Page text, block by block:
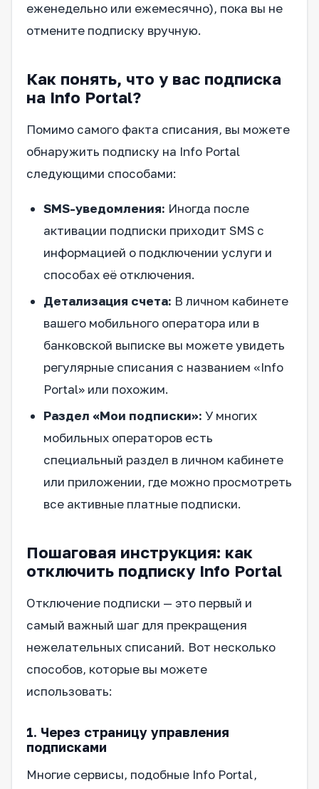
еженедельно или ежемесячно), пока вы не
отмените подписку вручную.
Как понять, что у вас подписка
на Info Portal?
Помимо самого факта списания, вы можете
обнаружить подписку на Info Portal
следующими способами:
SMS-уведомления: Иногда после
активации подписки приходит SMS с
информацией о подключении услуги и
способах её отключения.
Детализация счета: В личном кабинете
вашего мобильного оператора или в
банковской выписке вы можете увидеть
регулярные списания с названием «Info
Portal» или похожим.
Раздел «Мои подписки»: У многих
мобильных операторов есть
специальный раздел в личном кабинете
или приложении, где можно просмотреть
все активные платные подписки.
Пошаговая инструкция: как
отключить подписку Info Portal
Отключение подписки — это первый и
самый важный шаг для прекращения
нежелательных списаний. Вот несколько
способов, которые вы можете
использовать:
1. Через страницу управления
подписками
Многие сервисы, подобные Info Portal,